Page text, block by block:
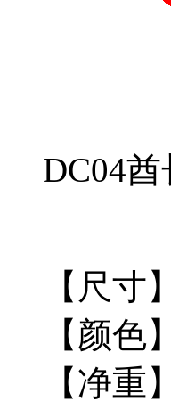
DC04
【尺寸
【颜色
【净重